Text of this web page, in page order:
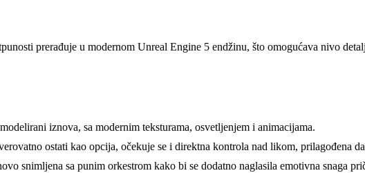
prerađuje u modernom Unreal Engine 5 endžinu, što omogućava nivo
iznova, sa modernim teksturama, osvetljenjem i animacijama.
ostati kao opcija, očekuje se i direktna kontrola nad likom, prilagođena
snimljena sa punim orkestrom kako bi se dodatno naglasila emotivna snaga